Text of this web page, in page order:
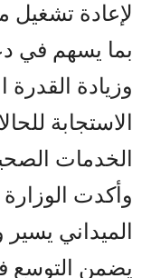
لإعادة
بما يسهم في
وزيادة القدرة
الاستجابة
الخدمات
وأكدت
الميداني
يضمن التوسع